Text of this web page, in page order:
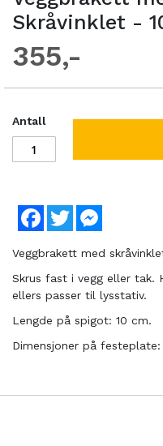
Skråvinklet -
355
Antall
Facebook
Twitter
Veggbrakett med
Skrus fast i vegg eller tak.
ellers passer til lysstativ.
Lengde på spigot: 10 cm.
Dimensjoner på festeplate: